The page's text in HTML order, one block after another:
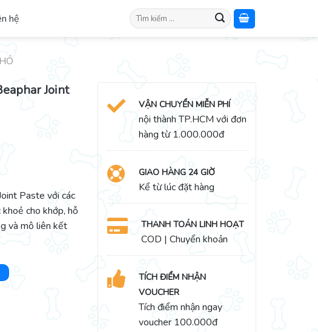
hệ
Search
for:
Joint
Paste với các
cho khớp, hỗ
và mô liên kết
VẬN CHUYỂN MIỄN PHÍ
nội thành TP.HCM với đơn
hàng từ 1.000.000đ
GIAO HÀNG 24 GIỜ
Kể từ lúc đặt hàng
THANH TOÁN LINH HOẠT
COD | Chuyển khoản
TÍCH ĐIỂM NHẬN
VOUCHER
Tích điểm nhận ngay
voucher 100.000đ